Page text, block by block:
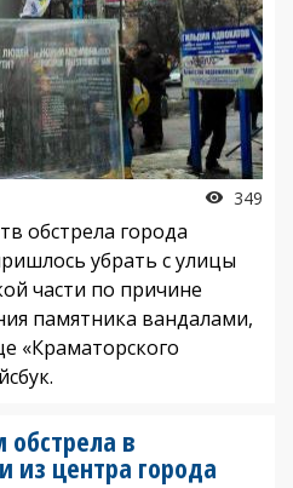
349
обстрела города
убрать с улицы
части по причине
памятника вандалами,
«Краматорского
в
из центра города